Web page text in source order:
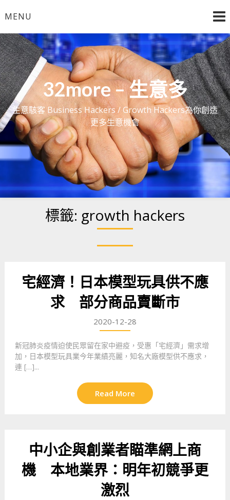
toMENU
32more – 生意多
生意駭客 Business Hackers / Growth Hackers為你創造
更多生意機會
標籤: growth hackers
宅經濟！日本模型玩具供不應
求 部分商品賣斷市
2020-12-28
新冠肺炎疫情迫使民眾留在家中避疫，受惠「宅經濟」需求增
加，日本模型玩具業今年業績亮麗，知名大廠模型供不應求，
連 […]...
Read More
中小企與創業者瞄準網上商
機 本地業界：明年初競爭更
激烈